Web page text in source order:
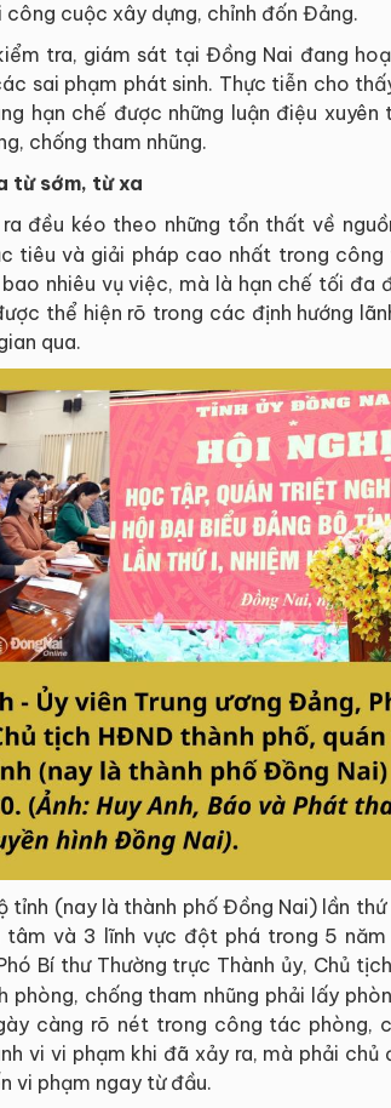
cuộc xây dựng, chỉnh đốn Đảng.
tra, giám sát tại Đồng Nai đang
sai phạm phát sinh. Thực tiễn cho
hạn chế được những luận điệu xuyên
chống tham nhũng.
từ sớm, từ xa
đều kéo theo những tổn thất về
tiêu và giải pháp cao nhất trong công
nhiêu vụ việc, mà là hạn chế tối đa
thể hiện rõ trong các định hướng
qua.
(nay là thành phố Đồng Nai) lần
và 3 lĩnh vực đột phá trong 5
Bí thư Thường trực Thành ủy, Chủ
chống tham nhũng phải lấy
càng rõ nét trong công tác phòng,
vi vi phạm khi đã xảy ra, mà phải chủ
vi phạm ngay từ đầu.